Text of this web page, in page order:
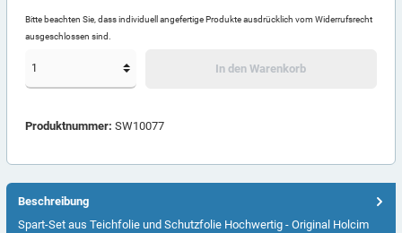
Bitte beachten Sie, dass individuell angefertige Produkte ausdrücklich vom Widerrufsrecht
ausgeschlossen sind.
In den Warenkorb
Produktnummer: SW10077
Beschreibung
Spart-Set aus Teichfolie und Schutzfolie Hochwertig - Original Holcim